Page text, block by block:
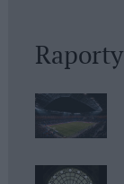
Raporty